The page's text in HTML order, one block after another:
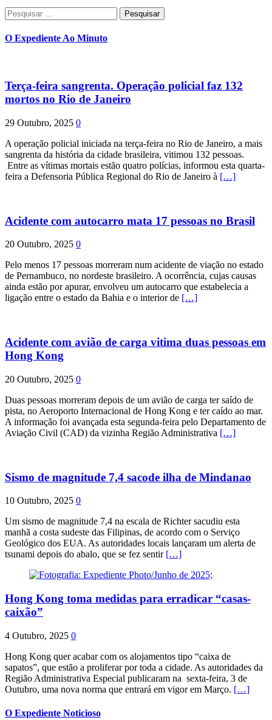
Pesquisar
por:
O Expediente Ao Minuto
Terça-feira sangrenta. Operação policial faz 132
mortos no Rio de Janeiro
29 Outubro, 2025 0
A operação policial iniciada na terça-feira no Rio de Janeiro, a mais
sangrenta da história da cidade brasileira, vitimou 132 pessoas.
Entre as vítimas mortais estão quatro polícias, informou esta quarta-
feira a Defensoria Pública Regional do Rio de Janeiro à […]
Acidente com autocarro mata 17 pessoas no Brasil
20 Outubro, 2025 0
Pelo menos 17 pessoas morreram num acidente de viação no estado
de Pernambuco, no nordeste brasileiro. A ocorrência, cujas causas
ainda estão por apurar, envolveu um autocarro que estabelecia a
ligação entre o estado da Bahia e o interior de […]
Acidente com avião de carga vitima duas pessoas em
Hong Kong
20 Outubro, 2025 0
Duas pessoas morreram depois de um avião de carga ter saído de
pista, no Aeroporto Internacional de Hong Kong e ter caído ao mar.
A informação foi avançada esta segunda-feira pelo Departamento de
Aviação Civil (CAD) da vizinha Região Administrativa […]
Sismo de magnitude 7,4 sacode ilha de Mindanao
10 Outubro, 2025 0
Um sismo de magnitude 7,4 na escala de Richter sacudiu esta
manhã a costa sudeste das Filipinas, de acordo com o Serviço
Geológico dos EUA. As autoridades locais lançaram um alerta de
tsunami depois do abalo, que se fez sentir […]
Hong Kong toma medidas para erradicar “casas-
caixão”
4 Outubro, 2025 0
Hong Kong quer acabar com os alojamentos tipo “caixa de
sapatos”, que estão a proliferar por toda a cidade. As autoridades da
Região Administrativa Especial publicaram na sexta-feira, 3 de
Outubro, uma nova norma que entrará em vigor em Março. […]
O Expediente Noticioso